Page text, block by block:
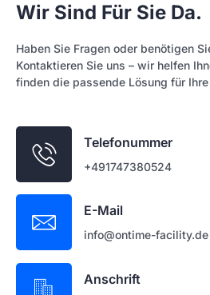
Wir Sind Für Sie Da.
Haben Sie Fragen oder benötigen
Kontaktieren Sie uns – wir helfen
finden die passende Lösung für
Telefonummer
+491747380524
E-Mail
info@ontime-facility.de
Anschrift